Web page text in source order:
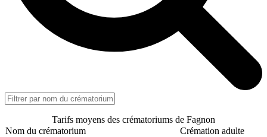
Tarifs moyens des crématoriums de Fagnon
Nom du crématorium
Crémation adulte